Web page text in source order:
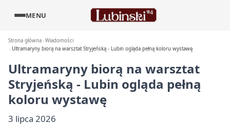
MENU
Strona główna Wiadomości
Ultramaryny biorą na warsztat Stryjeńską - Lubin ogląda pełną koloru wystawę
Ultramaryny biorą na warsztat
Stryjeńską - Lubin ogląda pełną
koloru wystawę
3 lipca 2026